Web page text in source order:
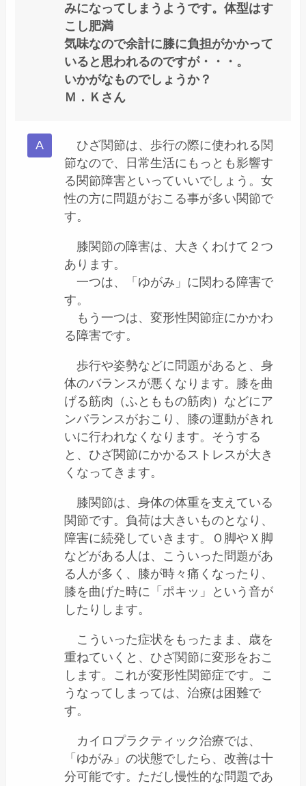
みになってしまうようです。体型はす
こし肥満
気味なので余計に膝に負担がかかって
いると思われるのですが・・・。
いかがなものでしょうか？
Ｍ．Ｋさん
ひざ関節は、歩行の際に使われる関
節なので、日常生活にもっとも影響す
る関節障害といっていいでしょう。女
性の方に問題がおこる事が多い関節で
す。
膝関節の障害は、大きくわけて２つ
あります。
一つは、「ゆがみ」に関わる障害で
す。
もう一つは、変形性関節症にかかわ
る障害です。
歩行や姿勢などに問題があると、身
体のバランスが悪くなります。膝を曲
げる筋肉（ふとももの筋肉）などにア
ンバランスがおこり、膝の運動がきれ
いに行われなくなります。そうする
と、ひざ関節にかかるストレスが大き
くなってきます。
膝関節は、身体の体重を支えている
関節です。負荷は大きいものとなり、
障害に続発していきます。Ｏ脚やＸ脚
などがある人は、こういった問題があ
る人が多く、膝が時々痛くなったり、
膝を曲げた時に「ポキッ」という音が
したりします。
こういった症状をもったまま、歳を
重ねていくと、ひざ関節に変形をおこ
します。これが変形性関節症です。こ
うなってしまっては、治療は困難で
す。
カイロプラクティック治療では、
「ゆがみ」の状態でしたら、改善は十
分可能です。ただし慢性的な問題であ